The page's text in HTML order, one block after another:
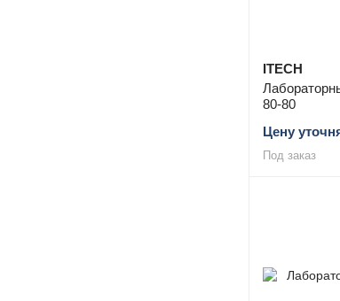
ITECH
80-80
Цену
Под заказ